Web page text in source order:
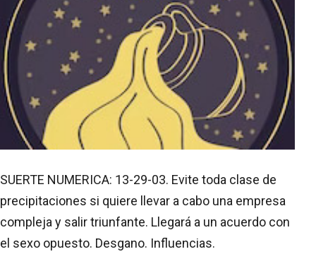
SUERTE NUMERICA: 13-29-03. Evite toda clase de
precipitaciones si quiere llevar a cabo una empresa
compleja y salir triunfante. Llegará a un acuerdo con
el sexo opuesto. Desgano. Influencias.